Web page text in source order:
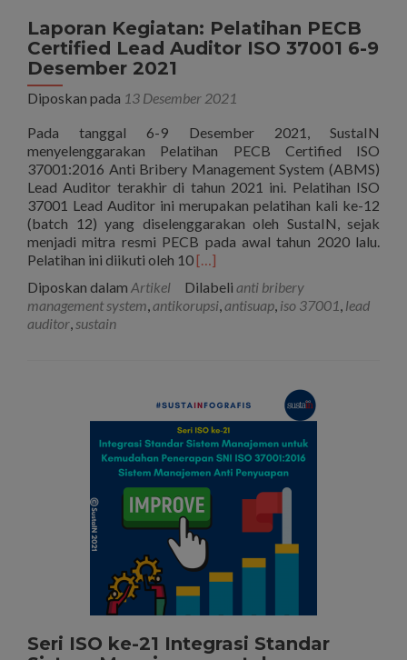
Laporan Kegiatan: Pelatihan PECB
Certified Lead Auditor ISO 37001 6-9
Desember 2021
Diposkan pada 13 Desember 2021
Pada tanggal 6-9 Desember 2021, SustaIN
menyelenggarakan Pelatihan PECB Certified ISO
37001:2016 Anti Bribery Management System (ABMS)
Lead Auditor terakhir di tahun 2021 ini. Pelatihan ISO
37001 Lead Auditor ini merupakan pelatihan kali ke-12
(batch 12) yang diselenggarakan oleh SustaIN, sejak
menjadi mitra resmi PECB pada awal tahun 2020 lalu.
Pelatihan ini diikuti oleh 10Selengkapnya
Kegiatan:
Pelatihan
ISO
37001
6-
9
Desember
2021
[…]
Diposkan dalam Artikel Dilabeli anti bribery
management system,antikorupsi,antisuap, iso 37001, lead
auditor,sustain
Seri ISO ke-21 Integrasi Standar